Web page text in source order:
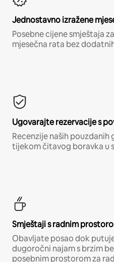
Jednostavno izražene
Posebne cijene smještaja
mjesečna rata bez
Ugovarajte rezervacije s
Recenzije naših pouzdanih
tijekom čitavog boravka u
Smještaji s radnim
Obavljate posao dok
dugoročni najam s brzim
posebnim prostorom za